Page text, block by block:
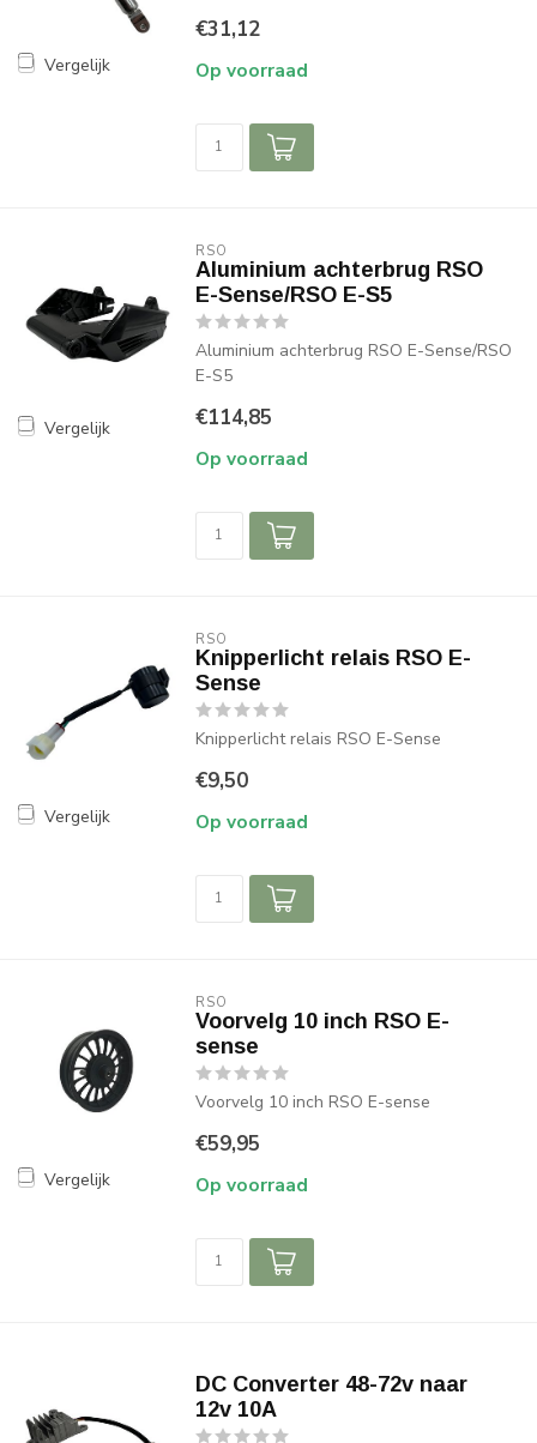
Vergelijk
€31,12
Op voorraad
Vergelijk
RSO
Aluminium achterbrug RSO
E-Sense/RSO E-S5
Aluminium achterbrug RSO E-Sense/RSO
E-S5
€114,85
Op voorraad
Vergelijk
RSO
Knipperlicht relais RSO E-
Sense
Knipperlicht relais RSO E-Sense
€9,50
Op voorraad
Vergelijk
RSO
Voorvelg 10 inch RSO E-
sense
Voorvelg 10 inch RSO E-sense
€59,95
Op voorraad
DC Converter 48-72v naar
12v 10A